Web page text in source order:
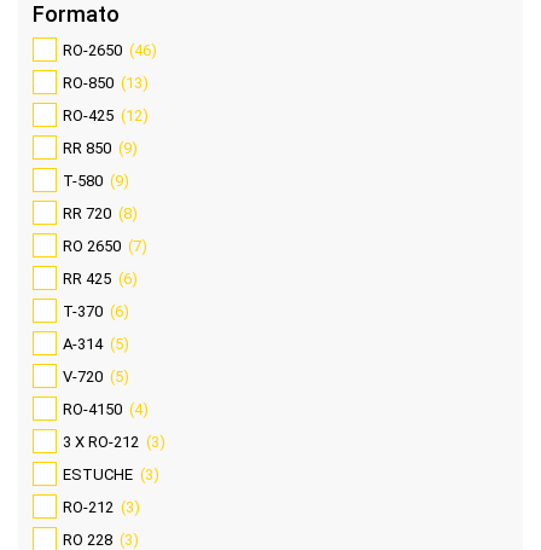
Formato
RO-2650 (46)
RO-850 (13)
RO-425 (12)
RR 850 (9)
T-580 (9)
RR 720 (8)
RO 2650 (7)
RR 425 (6)
T-370 (6)
A-314 (5)
V-720 (5)
RO-4150 (4)
3 X RO-212 (3)
ESTUCHE (3)
RO-212 (3)
RO 228 (3)